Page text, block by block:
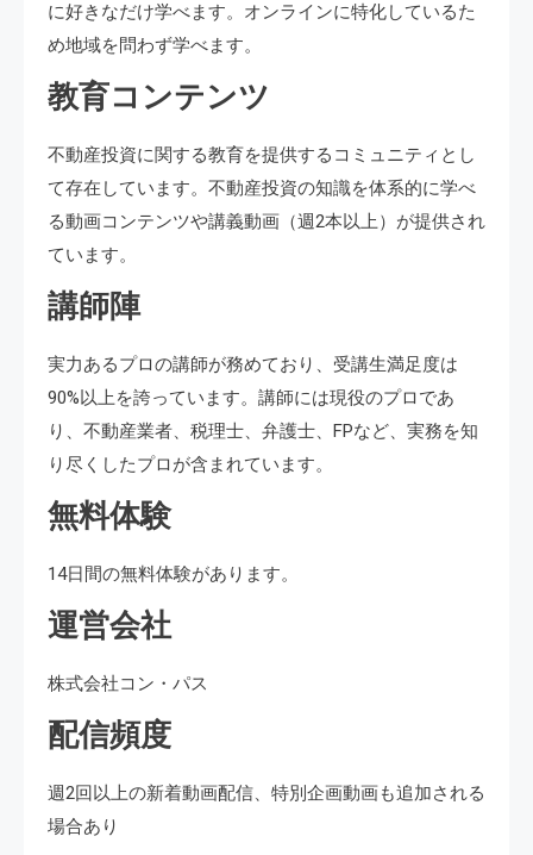
に好きなだけ学べます。オンラインに特化しているた
め地域を問わず学べます。
教育コンテンツ
不動産投資に関する教育を提供するコミュニティとし
て存在しています。不動産投資の知識を体系的に学べ
る動画コンテンツや講義動画（週2本以上）が提供され
ています。
講師陣
実力あるプロの講師が務めており、受講生満足度は
90%以上を誇っています。講師には現役のプロであ
り、不動産業者、税理士、弁護士、FPなど、実務を知
り尽くしたプロが含まれています。
無料体験
14日間の無料体験があります。
運営会社
株式会社コン・パス
配信頻度
週2回以上の新着動画配信、特別企画動画も追加される
場合あり